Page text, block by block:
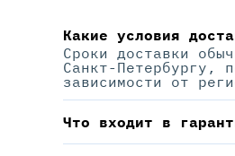
Какие условия
Сроки доставки
Санкт-Петербургу,
зависимости от
Что входит в